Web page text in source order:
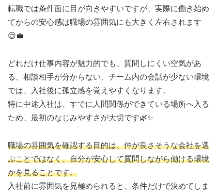
転職では条件面に目が向きやすいですが、実際に働き始め
てからの安心感は職場の雰囲気にも大きく左右されます
😌💼
どれだけ仕事内容が魅力的でも、質問しにくい空気があ
る、相談相手が分からない、チーム内の会話が少ない環境
では、入社後に孤立感を覚えやすくなります。
特に中途入社は、すでに人間関係ができている場所へ入る
ため、最初のなじみやすさが大切です🌿✨
職場の雰囲気を確認する目的は、仲が良さそうな会社を選
ぶことではなく、自分が安心して質問しながら働ける環境
かを見ることです。
入社前に雰囲気を見極められると、条件だけで決めてしま